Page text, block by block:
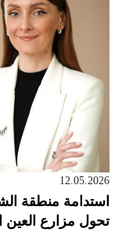
12.05.2026
استدامة منطقة
تحول مزارع العين